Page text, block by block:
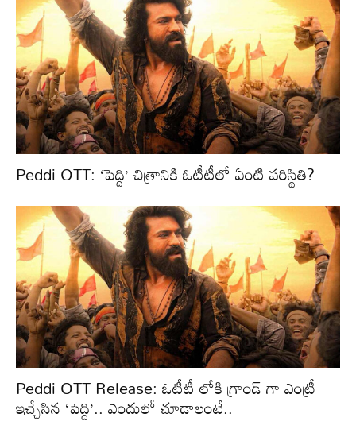
Peddi OTT: ‘పెద్ది’ చిత్రానికి ఓటీటీలో ఏంటి పరిస్థితి?
Peddi OTT Release: ఓటీటీ లోకి గ్రాండ్ గా ఎంట్రీ
ఇచ్చేసిన ‘పెద్ది’.. ఎందులో చూడాలంటే..